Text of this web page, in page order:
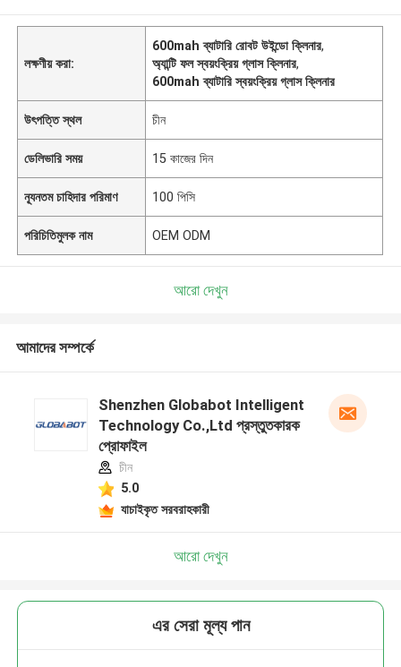
লক্ষণীয় করা:
600mah ব্যাটারি রোবট উইন্ডো ক্লিনার,
অ্যান্টি ফল স্বয়ংক্রিয় গ্লাস ক্লিনার,
600mah ব্যাটারি স্বয়ংক্রিয় গ্লাস ক্লিনার
উৎপত্তি স্থল চীন
ডেলিভারি সময় 15 কাজের দিন
ন্যূনতম চাহিদার পরিমাণ 100 পিসি
পরিচিতিমুলক নাম OEM ODM
আরো দেখুন
আমাদের সম্পর্কে
Shenzhen Globabot Intelligent
Technology Co.,Ltd প্রস্তুতকারক
প্রোফাইল
চীন
5.0
যাচাইকৃত সরবরাহকারী
আরো দেখুন
এর সেরা মূল্য পান